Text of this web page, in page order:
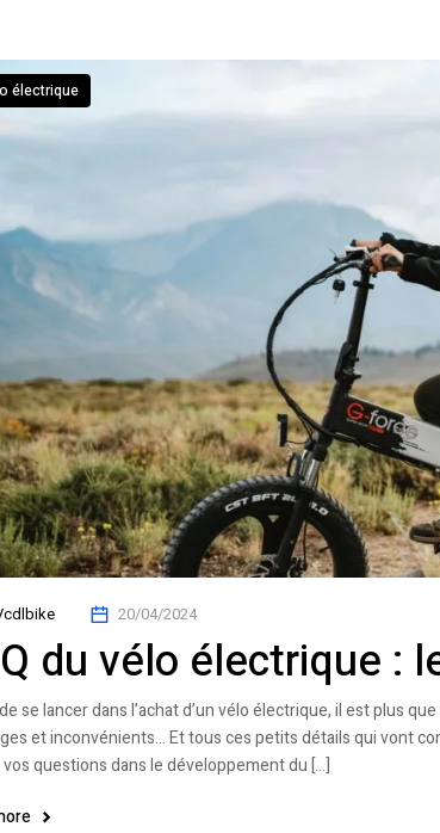
électrique
20/04/2024
du vélo électrique :
se lancer dans l’achat d’un vélo électrique, il est plus
et inconvénients… Et tous ces petits détails qui vont
questions dans le développement du […]